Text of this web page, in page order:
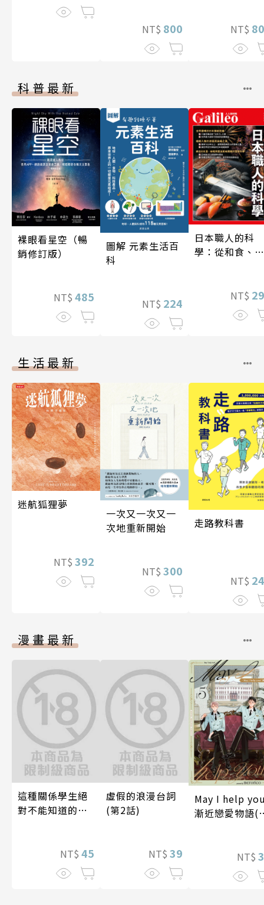
NT$ 800 NT$
科普最新
裸眼看星空（暢
銷修訂版）
NT$ 485
圖解 元素生活百
科
NT$ 224
日本職人的科
學：從和食、清
技藝的祕密 人
伽利略45
NT$
生活最新
迷航狐狸夢
NT$ 392
一次又一次又一
次地重新開始
NT$ 300
走路教科書
NT$
漫畫最新
這種關係學生絕
對不能知道的
兩人是甜蜜的現
在進行式～ 05
NT$ 45
虛假的浪漫台詞
(第2話)
NT$ 39
May I help
漸近戀愛物語(
NT$